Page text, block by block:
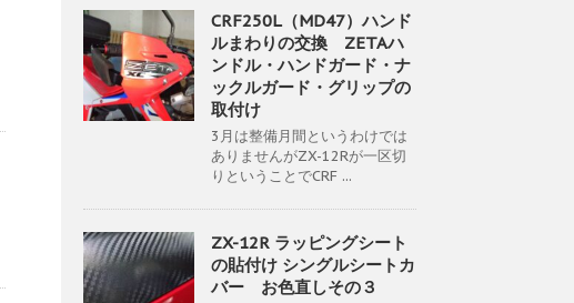
CRF250L（MD47）ハンド
ルまわりの交換 ZETAハ
ンドル・ハンドガード・ナ
ックルガード・グリップの
取付け
3月は整備月間というわけでは
ありませんがZX-12Rが一区切
りということでCRF ...
ZX-12R ラッピングシート
の貼付け シングルシートカ
バー お色直しその３